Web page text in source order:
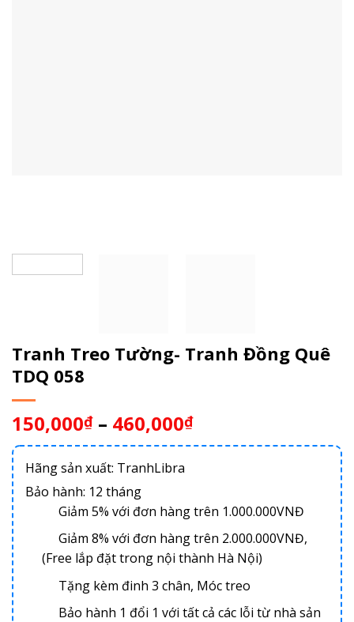
Tranh Treo Tường- Tranh Đồng Quê
TDQ 058
150,000₫ – 460,000₫
Hãng sản xuất: TranhLibra
Bảo hành: 12 tháng
Giảm 5% với đơn hàng trên 1.000.000VNĐ
Giảm 8% với đơn hàng trên 2.000.000VNĐ,
(Free lắp đặt trong nội thành Hà Nội)
Tặng kèm đinh 3 chân, Móc treo
Bảo hành 1 đổi 1 với tất cả các lỗi từ nhà sản